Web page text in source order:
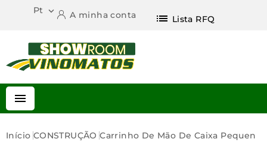
Pt  A minha conta list Lista RFQ

Início CONSTRUÇÃO Carrinho De Mão De Caixa Pequen